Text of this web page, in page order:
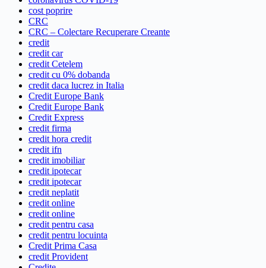
cost poprire
CRC
CRC – Colectare Recuperare Creante
credit
credit car
credit Cetelem
credit cu 0% dobanda
credit daca lucrez in Italia
Credit Europe Bank
Credit Europe Bank
Credit Express
credit firma
credit hora credit
credit ifn
credit imobiliar
credit ipotecar
credit ipotecar
credit neplatit
credit online
credit online
credit pentru casa
credit pentru locuinta
Credit Prima Casa
credit Provident